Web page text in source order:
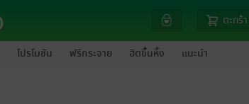
ตะกร้า
โปรโมชัน ฟรีกระจาย ฮิตขึ้นหิ้ง แนะนำ